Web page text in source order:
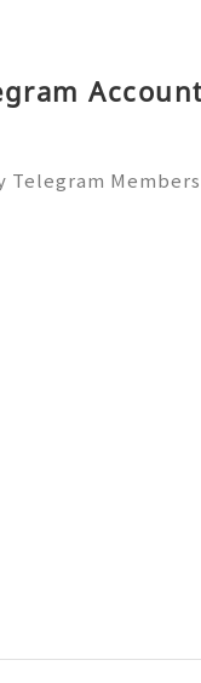
Telegram
and